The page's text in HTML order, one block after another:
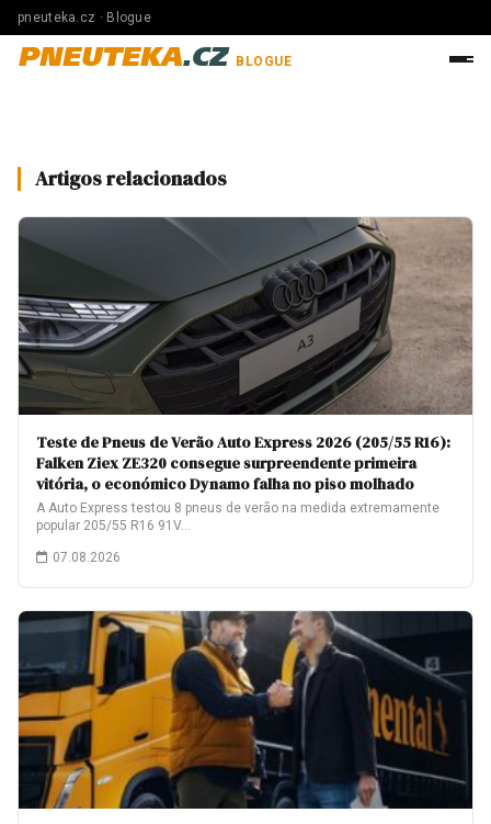
pneuteka.cz · Blogue
PNEUTEKA.CZ BLOGUE
Artigos relacionados
Teste de Pneus de Verão Auto Express 2026 (205/55 R16):
Falken Ziex ZE320 consegue surpreendente primeira
vitória, o económico Dynamo falha no piso molhado
A Auto Express testou 8 pneus de verão na medida extremamente
popular 205/55 R16 91V…
07.08.2026